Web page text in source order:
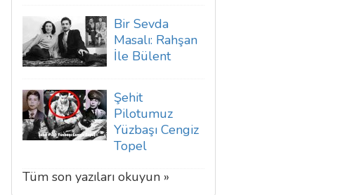
Bir Sevda
Masalı: Rahşan
İle Bülent
Şehit
Pilotumuz
Yüzbaşı Cengiz
Topel
Tüm son yazıları okuyun »